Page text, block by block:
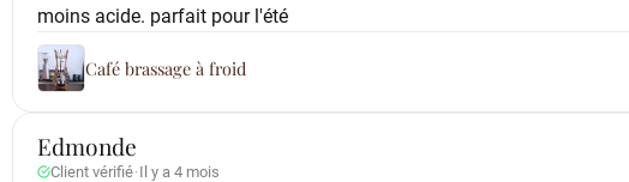
moins acide. parfait pour l'été
Café brassage à froid
Edmonde
Client vérifié· Il y a 4 mois